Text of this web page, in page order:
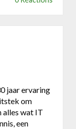
jaar ervaring
om
alles wat IT
een